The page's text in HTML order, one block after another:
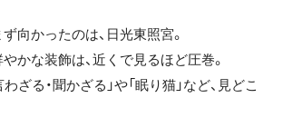
向かったのは、日光東照宮。
かな装飾は、近くで見るほど圧巻。
ざる・聞かざる」や「眠り猫」など、見どこ